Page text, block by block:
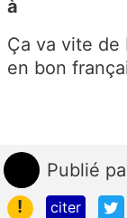
à
Ça va vite de
en bon
Publié
!
citer